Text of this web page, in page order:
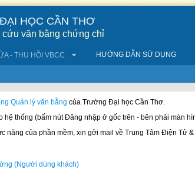
HỌC CẦN THƠ
cứu văn bằng chứng chỉ
- THU HỒI VBCC HƯỚNG DẪN SỬ DỤNG
Quản lý văn bằng của Trường Đại học Cần Thơ.
hệ thống (bấm nút Đăng nhập ở gốc trên - bên phải màn
năng của phần mềm, xin gởi mail về Trung Tâm Điện Tử
(Người dùng khách)